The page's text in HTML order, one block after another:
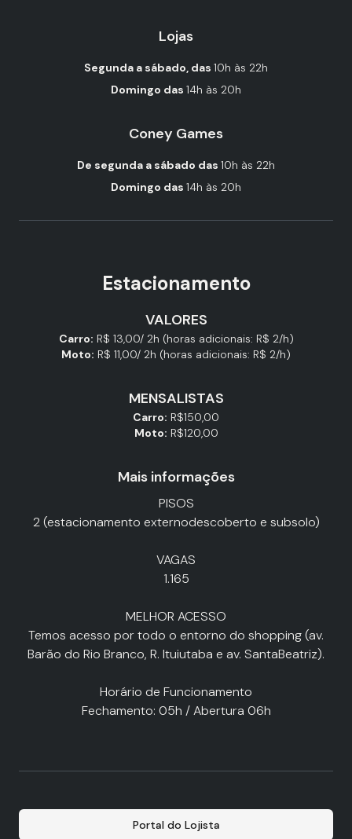
Lojas
Segunda a sábado, das 10h às 22h
Domingo das 14h às 20h
Coney Games
De segunda a sábado das 10h às 22h
Domingo das 14h às 20h
Estacionamento
VALORES
Carro: R$ 13,00/ 2h (horas adicionais: R$ 2/h)
Moto: R$ 11,00/ 2h (horas adicionais: R$ 2/h)
MENSALISTAS
Carro: R$150,00
Moto: R$120,00
Mais informações
PISOS
2 (estacionamento externodescoberto e subsolo)
VAGAS
1.165
MELHOR ACESSO
Temos acesso por todo o entorno do shopping (av.
Barão do Rio Branco, R. Ituiutaba e av. SantaBeatriz).
Horário de Funcionamento
Fechamento: 05h / Abertura 06h
Portal do Lojista